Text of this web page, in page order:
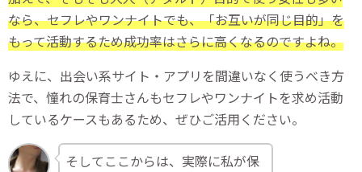
なら、セフレやワンナイトでも、「お互いが同じ目的」を
もって活動するため成功率はさらに高くなるのですよね。
ゆえに、出会い系サイト・アプリを間違いなく使うべき方
法で、憧れの保育士さんもセフレやワンナイトを求め活動
しているケースもあるため、ぜひご活用ください。
そしてここからは、実際に私が保